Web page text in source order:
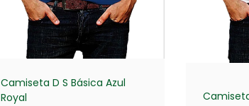
Camiseta D S Básica Azul
Royal